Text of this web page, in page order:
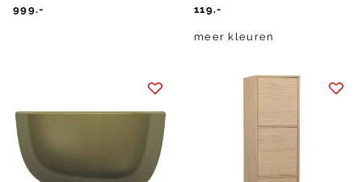
999.- 119.-
meer kleuren